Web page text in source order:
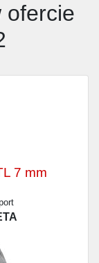
ofercie
7 mm